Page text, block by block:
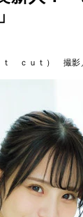
ｔ ｃｕｔ） 撮影